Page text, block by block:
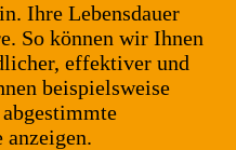
Ihre Lebensdauer
So können wir Ihnen
effektiver und
beispielsweise